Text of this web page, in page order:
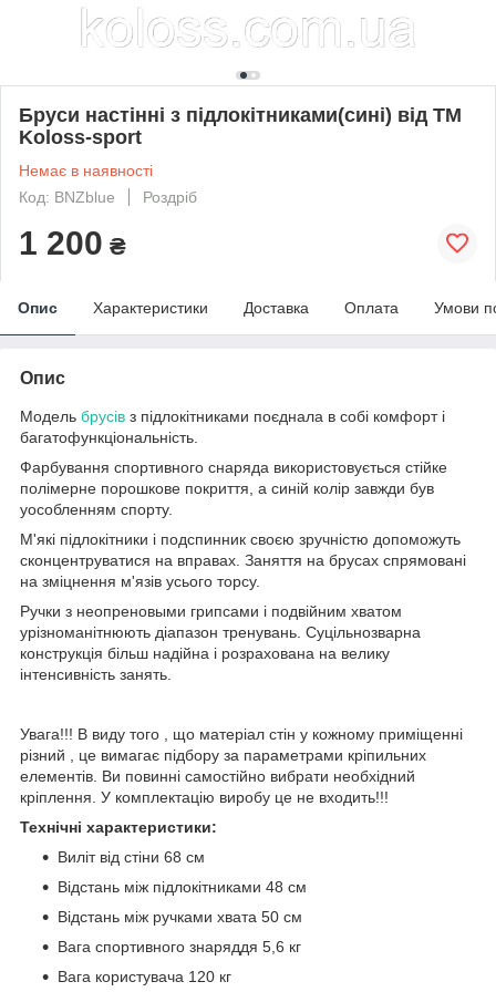
Бруси настінні з підлокітниками(сині) від TM
Koloss-sport
Немає в наявності
Код: BNZblue
Роздріб
1 200 ₴
Опис Характеристики Доставка Оплата Умови
Опис
Модель брусів з підлокітниками поєднала в собі комфорт і
багатофункціональність.
Фарбування спортивного снаряда використовується стійке
полімерне порошкове покриття, а синій колір завжди був
уособленням спорту.
М'які підлокітники і подспинник своєю зручністю допоможуть
сконцентруватися на вправах. Заняття на брусах спрямовані
на зміцнення м'язів усього торсу.
Ручки з неопреновыми грипсами і подвійним хватом
урізноманітнюють діапазон тренувань. Суцільнозварна
конструкція більш надійна і розрахована на велику
інтенсивність занять.
Увага!!! В виду того , що матеріал стін у кожному приміщенні
різний , це вимагає підбору за параметрами кріпильних
елементів. Ви повинні самостійно вибрати необхідний
кріплення. У комплектацію виробу це не входить!!!
Технічні характеристики:
Виліт від стіни 68 см
Відстань між підлокітниками 48 см
Відстань між ручками хвата 50 см
Вага спортивного знаряддя 5,6 кг
Вага користувача 120 кг